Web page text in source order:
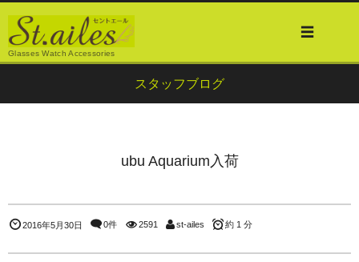
Glasses Watch Accessories
スタッフブログ
ubu Aquarium入荷
2016年5月30日 0件 2591 st-ailes 約 1 分